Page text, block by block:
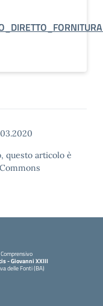
questo articolo è
- Giovanni XXIII
delle Fonti (BA)
la pagina iniziale della scuola